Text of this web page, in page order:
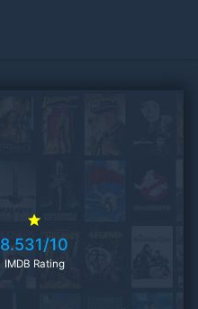
8.531/10
IMDB Rating